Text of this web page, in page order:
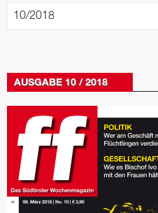
AUSGABE 10 / 2018